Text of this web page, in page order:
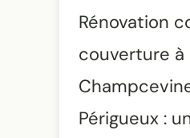
Rénovation
couverture à
Périgueux :